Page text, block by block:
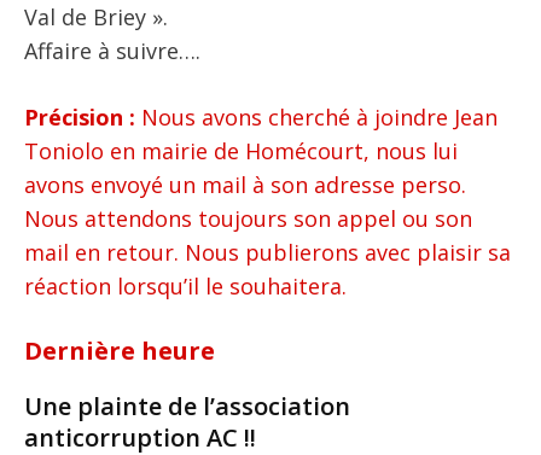
Val de Briey ».
Affaire à suivre….
Précision : Nous avons cherché à joindre Jean
Toniolo en mairie de Homécourt, nous lui
avons envoyé un mail à son adresse perso.
Nous attendons toujours son appel ou son
mail en retour. Nous publierons avec plaisir sa
réaction lorsqu’il le souhaitera.
Dernière heure
Une plainte de l’association
anticorruption AC !!